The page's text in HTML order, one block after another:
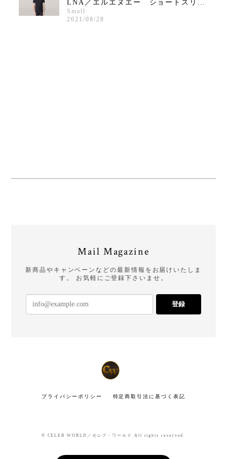
LNA／エルエヌエー ショートスリーブクルーネックシャツ／ブラック
Small
2021/08/28
Mail Magazine
新商品やキャンペーンなどの最新情報をお届けいたしま
す。 お気軽にご登録下さいませ。
登録
プライバシーポリシー 特定商取引法に基づく表記
© CELEB WORLD／セレブ・ワールド All rights reserved.